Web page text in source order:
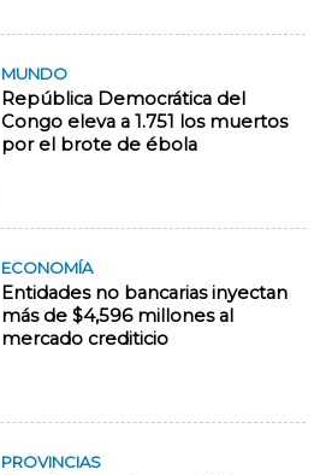
MUNDO
República Democrática del
Congo eleva a 1.751 los muertos
por el brote de ébola
ECONOMÍA
Entidades no bancarias inyectan
más de $4,596 millones al
mercado crediticio
PROVINCIAS